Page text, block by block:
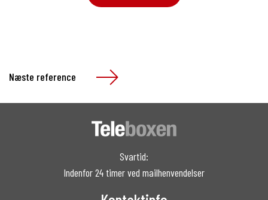
Næste reference
Svartid:
Indenfor 24 timer ved mailhenvendelser